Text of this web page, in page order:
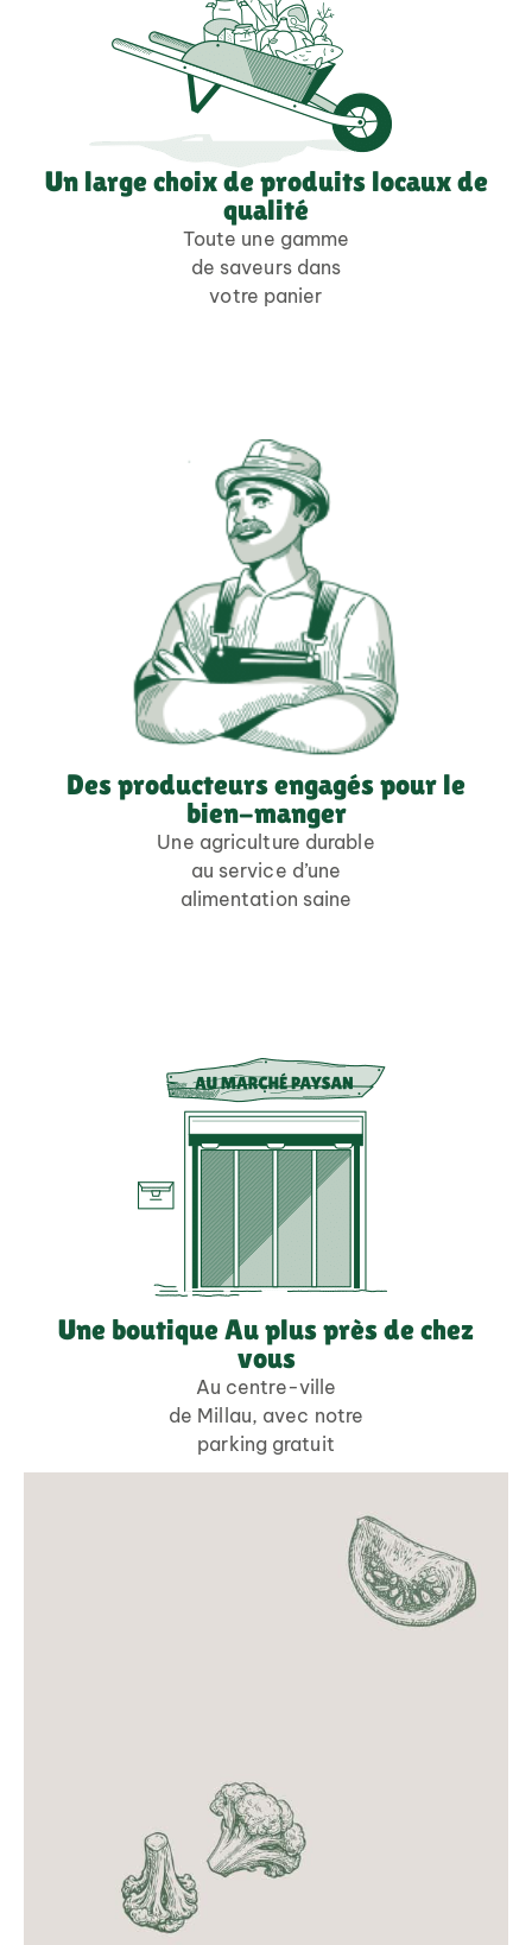
Un large choix de produits locaux de
qualité
Toute une gamme
de saveurs dans
votre panier
Des producteurs engagés pour le
bien-manger
Une agriculture durable
au service d’une
alimentation saine
Une boutique Au plus près de chez
vous
Au centre-ville
de Millau, avec notre
parking gratuit